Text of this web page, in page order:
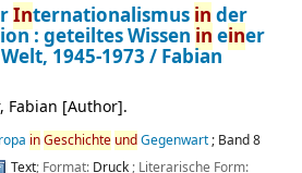
Internationalismus inder
: geteiltes Wissenin einer
1945-1973 /Fabian
Fabian [Author].
inGeschichte undGegenwart; Band 8
Text; Format: Druck; Literarische Form: